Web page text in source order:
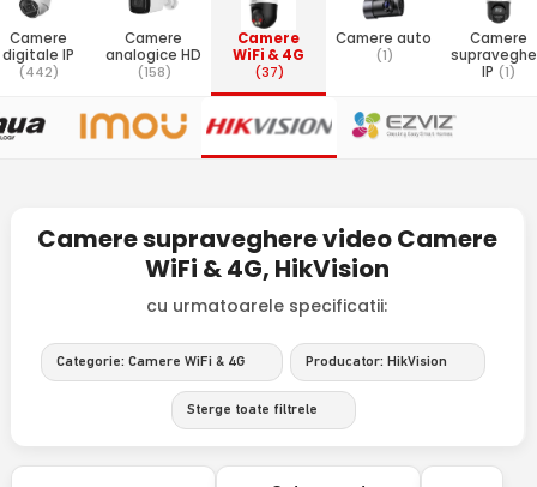
Camere
digitale IP
(442)
Camere
analogice HD
(158)
Camere
WiFi & 4G
(37)
Camere auto
(1)
Camere
IP (1)
Camere supraveghere video Camere
WiFi & 4G, HikVision
cu urmatoarele specificatii:
Categorie: Camere WiFi & 4G Producator: HikVision
Sterge toate filtrele